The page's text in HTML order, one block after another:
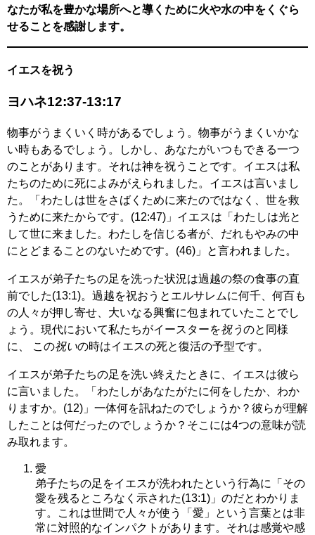
なたが私を豊かな場所へと導くために火や水の中をくぐら
せることを感謝します。
イエスを祝う
ヨハネ12:37-13:17
物事がうまくいく時があるでしょう。物事がうまくいかな
い時もあるでしょう。しかし、あなたがいつもできる一つ
のことがあります。それは神を祝うことです。イエスは私
たちのために死によみがえられました。イエスは言いまし
た。「わたしは世をさばくために来たのではなく、世を救
うために来たからです。(12:47)」イエスは「わたしは光と
して世に来ました。わたしを信じる者が、だれもやみの中
にとどまることのないためです。(46)」と言われました。
イエスが弟子たちの足を洗った状況は過越の祭の食事の直
前でした(13:1)。過越を祝おうとエルサレムに何千、何百も
の人々が押し寄せ、大いなる興奮に包まれていたことでし
ょう。現代において私たちがイースターを祝うのと同様
に、 この祝いの時はイエスの死と復活の予型です。
イエスが弟子たちの足を洗い終えたときに、イエスは彼ら
に言いました。「わたしがあなたがたに何をしたか、わか
りますか。(12)」一体何を訊ねたのでしょうか？彼らが理解
したことは何だったのでしょうか？そこには4つの意味が読
み取れます。
愛
弟子たちの足をイエスが洗われたという行為に「その
愛を残るところなく示された(13:1)」のだとわかりま
す。これは世間で人々が使う「愛」という言葉とは非
常に対照的なインパクトがあります。それは感覚や感